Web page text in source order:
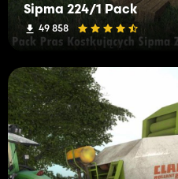
Sipma 224/1 Pack
49 858